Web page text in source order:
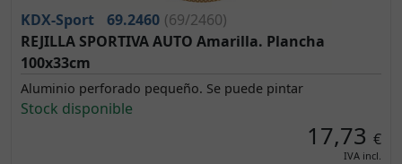
KDX-Sport 69.2460 (69/2460)
REJILLA SPORTIVA AUTO Amarilla. Plancha
100x33cm
Aluminio perforado pequeño. Se puede pintar
Stock disponible
17,73 €
IVA incl.